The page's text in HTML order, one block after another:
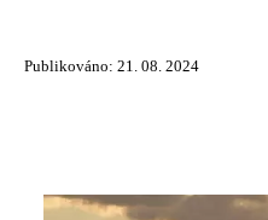
Publikováno: 21. 08. 2024